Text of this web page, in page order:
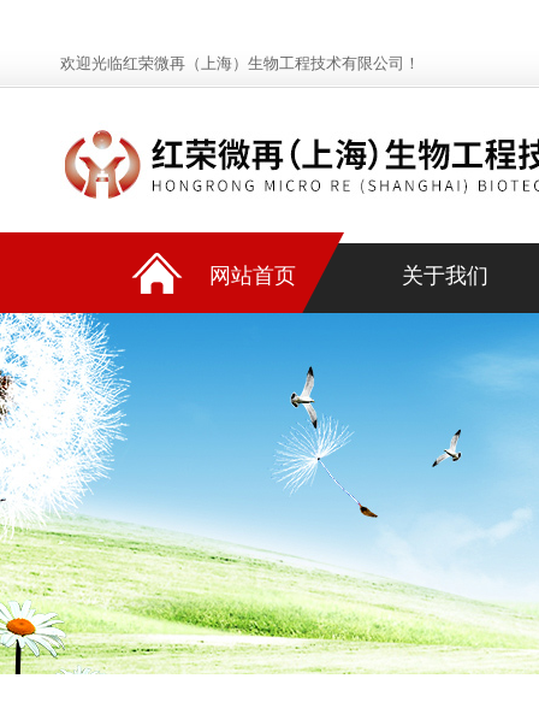
欢迎光临红荣微再（上海）生物工程技术有限公司！
网站首页 关于我们